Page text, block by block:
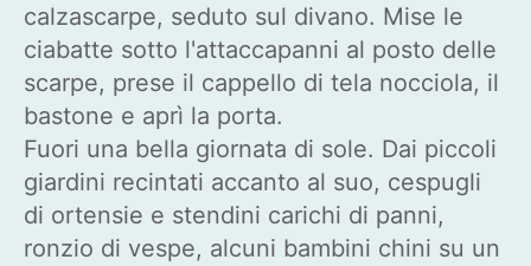
calzascarpe, seduto sul divano. Mise le
ciabatte sotto l'attaccapanni al posto delle
scarpe, prese il cappello di tela nocciola, il
bastone e aprì la porta.
Fuori una bella giornata di sole. Dai piccoli
giardini recintati accanto al suo, cespugli
di ortensie e stendini carichi di panni,
ronzio di vespe, alcuni bambini chini su un